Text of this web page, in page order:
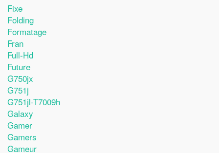
Fixe
Folding
Formatage
Fran
Full-Hd
Future
G750jx
G751j
G751jl-T7009h
Galaxy
Gamer
Gamers
Gameur